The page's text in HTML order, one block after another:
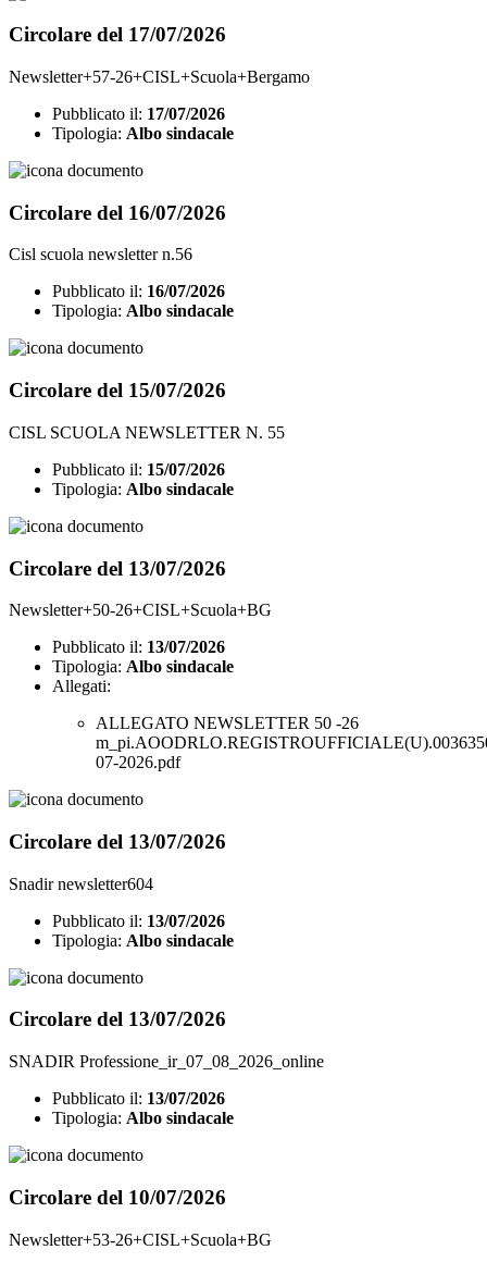
Circolare del 17/07/2026
Newsletter+57-26+CISL+Scuola+Bergamo
Pubblicato il: 17/07/2026
Tipologia: Albo sindacale
Circolare del 16/07/2026
Cisl scuola newsletter n.56
Pubblicato il: 16/07/2026
Tipologia: Albo sindacale
Circolare del 15/07/2026
CISL SCUOLA NEWSLETTER N. 55
Pubblicato il: 15/07/2026
Tipologia: Albo sindacale
Circolare del 13/07/2026
Newsletter+50-26+CISL+Scuola+BG
Pubblicato il: 13/07/2026
Tipologia: Albo sindacale
Allegati:
ALLEGATO NEWSLETTER 50 -26
07-2026.pdf
Circolare del 13/07/2026
Snadir newsletter604
Pubblicato il: 13/07/2026
Tipologia: Albo sindacale
Circolare del 13/07/2026
SNADIR Professione_ir_07_08_2026_online
Pubblicato il: 13/07/2026
Tipologia: Albo sindacale
Circolare del 10/07/2026
Newsletter+53-26+CISL+Scuola+BG